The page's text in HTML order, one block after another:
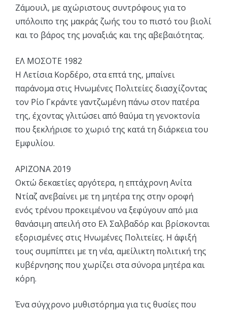
Ζάμουιλ, με αχώριστους συντρόφους για το
υπόλοιπο της μακράς ζωής του το πιστό του βιολί
και το βάρος της μοναξιάς και της αβεβαιότητας.
ΕΛ ΜΟΣΟΤΕ 1982
Η Λετίσια Κορδέρο, στα επτά της, μπαίνει
παράνομα στις Ηνωμένες Πολιτείες διασχίζοντας
τον Ρίο Γκράντε γαντζωμένη πάνω στον πατέρα
της, έχοντας γλιτώσει από θαύμα τη γενοκτονία
που ξεκλήρισε το χωριό της κατά τη διάρκεια του
Εμφυλίου.
ΑΡΙΖΟΝΑ 2019
Οκτώ δεκαετίες αργότερα, η επτάχρονη Ανίτα
Ντίαζ ανεβαίνει με τη μητέρα της στην οροφή
ενός τρένου προκειμένου να ξεφύγουν από μια
θανάσιμη απειλή στο Ελ Σαλβαδόρ και βρίσκονται
εξορισμένες στις Ηνωμένες Πολιτείες. Η άφιξή
τους συμπίπτει με τη νέα, αμείλικτη πολιτική της
κυβέρνησης που χωρίζει στα σύνορα μητέρα και
κόρη.
Ένα σύγχρονο μυθιστόρημα για τις θυσίες που